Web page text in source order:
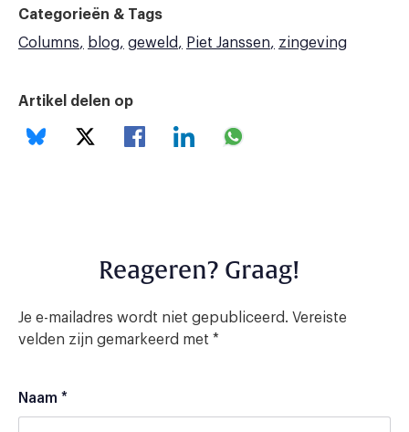
Categorieën & Tags
Columns
blog geweld Piet Janssen zingeving
Artikel delen op
Reageren? Graag!
Je e-mailadres wordt niet gepubliceerd. Vereiste
velden zijn gemarkeerd met *
Naam *